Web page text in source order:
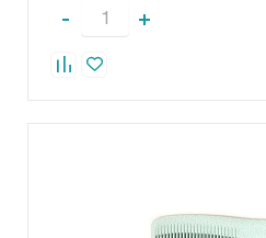
- +